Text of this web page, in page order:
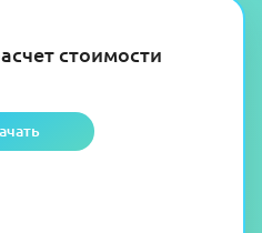
стоимости